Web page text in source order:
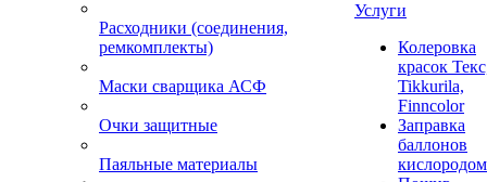
Расходники (соединения,
ремкомплекты)
Маски сварщика АСФ
Очки защитные
Паяльные материалы
Услуги
Колеровка
красок
Tikkurila,
Finncolor
Заправка
баллонов
кислородом